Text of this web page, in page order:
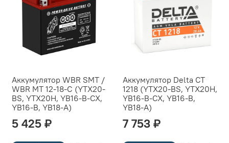
Аккумулятор WBR SMT /
WBR MT 12-18-C (YTX20-
BS, YTX20H, YB16-B-CX,
YB16-B, YB18-A)
5 425 ₽
Аккумулятор Delta CT
1218 (YTX20-BS, YTX20H,
YB16-B-CX, YB16-B,
YB18-A)
7 753 ₽